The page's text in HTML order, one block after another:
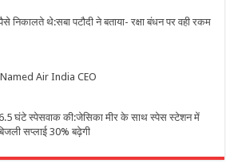
थे:सबा पटौदी ने बताया- रक्षा बंधन पर वही रकम
Air India CEO
घंटे स्पेसवाक की:जेसिका मीर के साथ स्पेस स्टेशन में
सप्लाई 30% बढ़ेगी